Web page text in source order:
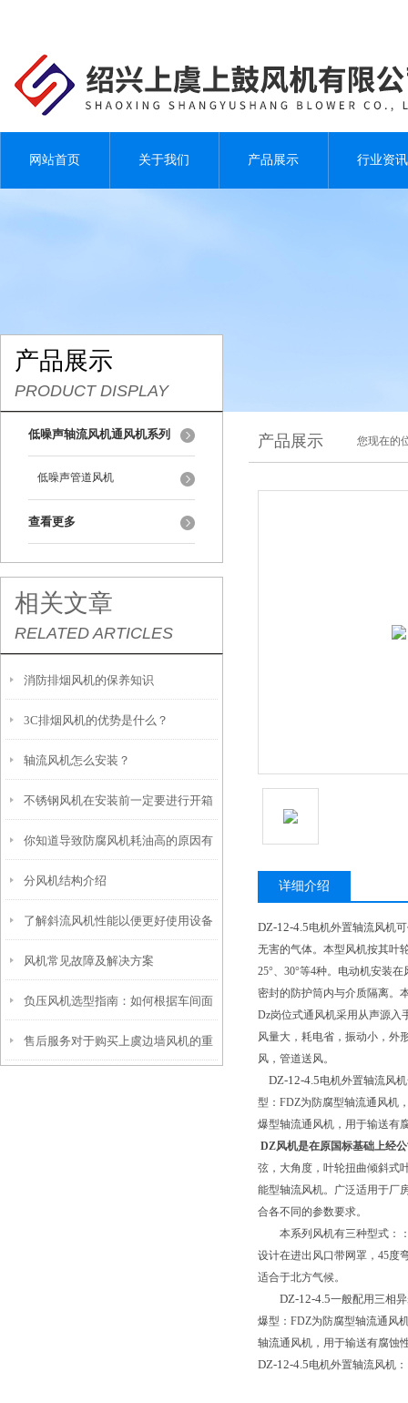
网站首页 关于我们 产品展示 行业资讯
产品展示
PRODUCT DISPLAY
低噪声轴流风机通风机系列
低噪声管道风机
查看更多
相关文章
RELATED ARTICLES
消防排烟风机的保养知识
3C排烟风机的优势是什么？
轴流风机怎么安装？
不锈钢风机在安装前一定要进行开箱
检查
你知道导致防腐风机耗油高的原因有
哪些吗？
分风机结构介绍
了解斜流风机性能以便更好使用设备
风机常见故障及解决方案
负压风机选型指南：如何根据车间面
积与工艺需求匹配风量与风压
售后服务对于购买上虞边墙风机的重
产品展示 您现在的
详细介绍
DZ-12-4.5电机外置轴流风机
无害的气体。本型风机按其叶
25°、30°等4种。电动机安装
密封的防护筒内与介质隔离。
Dz岗位式通风机采用从声源入
风量大，耗电省，振动小，外
风，管道送风。
DZ-12-4.5电机外置轴流风
型：FDZ为防腐型轴流通风机
爆型轴流通风机，用于输送有
DZ风机是在原国标基础上经
弦，大角度，叶轮扭曲倾斜式
能型轴流风机。广泛适用于厂
合各不同的参数要求。
本系列风机有三种型式：
设计在进出风口带网罩，45度
适合于北方气候。
DZ-12-4.5一般配用三相
爆型：FDZ为防腐型轴流通风
轴流通风机，用于输送有腐蚀
DZ-12-4.5电机外置轴流风机